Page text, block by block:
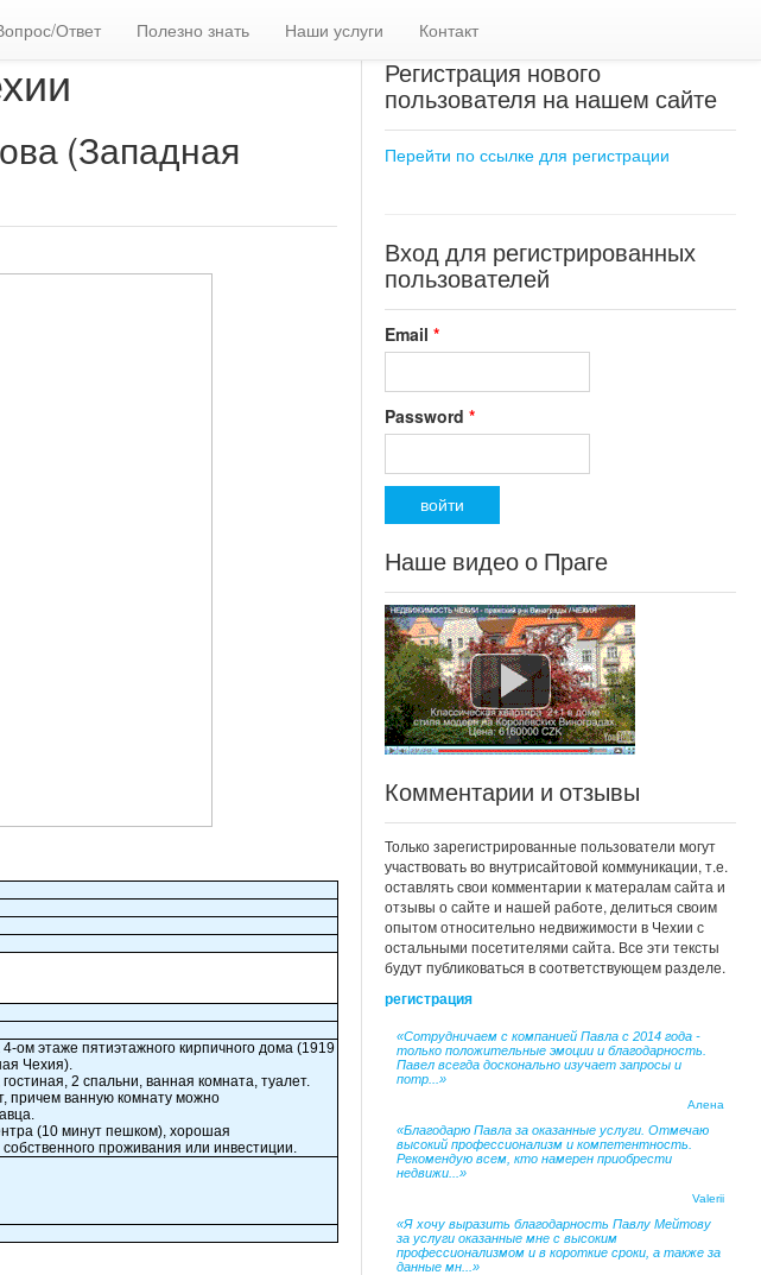
Ответ Полезно знать Наши услуги Контакт
(Западная
ом этаже пятиэтажного кирпичного дома (1919
Чехия).
2 спальни, ванная комната, туалет.
причем ванную комнату можно
(10 минут пешком), хорошая
проживания или инвестиции.
Регистрация нового
пользователя на нашем сайте
Перейти по ссылке для регистрации
Вход для регистрированных
пользователей
Email *
Password *
Наше видео о Праге
Комментарии и отзывы
Только зарегистрированные пользователи могут
участвовать во внутрисайтовой коммуникации, т.е.
оставлять свои комментарии к матералам сайта и
отзывы о сайте и нашей работе, делиться своим
опытом относительно недвижимости в Чехии с
остальными посетителями сайта. Все эти тексты
будут публиковаться в соответствующем разделе.
регистрация
«Сотрудничаем с компанией Павла с 2014 года -
только положительные эмоции и благодарность.
Павел всегда досконально изучает запросы и
потр...»
Алена
«Благодарю Павла за оказанные услуги. Отмечаю
высокий профессионализм и компетентность.
Рекомендую всем, кто намерен приобрести
недвижи...»
Valerii
«Я хочу выразить благодарность Павлу Мейтову
за услуги оказанные мне с высоким
профессионализмом и в короткие сроки, а также за
данные мн...»